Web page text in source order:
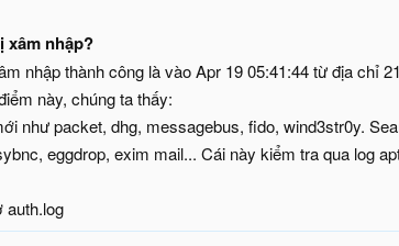
xâm nhập?
nhập thành công là vào Apr 19 05:41:44 từ địa chỉ
này, chúng ta thấy:
như packet, dhg, messagebus, fido, wind3str0y.
eggdrop, exim mail... Cái này kiểm tra qua log
auth.log